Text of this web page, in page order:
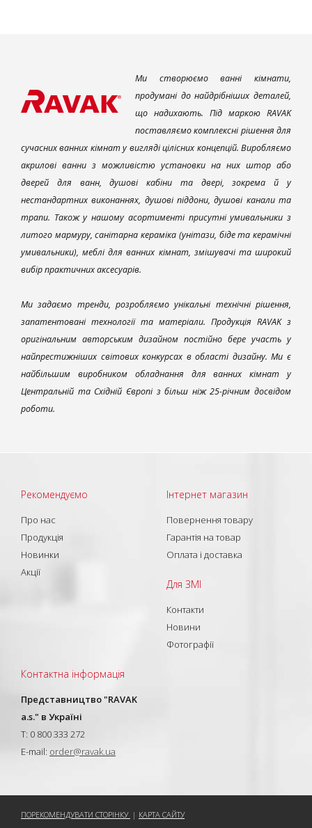
Ми створюємо ванні кімнати,
продумані до найдрібніших деталей,
що надихають. Під маркою RAVAK
поставляємо комплексні рішення для
сучасних ванних кімнат у вигляді цілісних концепцій. Виробляємо
акрилові ванни з можливістю установки на них штор або
дверей для ванн, душові кабіни та двері, зокрема й у
нестандартних виконаннях, душові піддони, душові канали та
трапи. Також у нашому асортименті присутні умивальники з
литого мармуру, санітарна кераміка (унітази, біде та керамічні
умивальники), меблі для ванних кімнат, змішувачі та широкий
вибір практичних аксесуарів.
Ми задаємо тренди, розробляємо унікальні технічні рішення,
запатентовані технології та матеріали. Продукція RAVAK з
оригінальним авторським дизайном постійно бере участь у
найпрестижніших світових конкурсах в області дизайну. Ми є
найбільшим виробником обладнання для ванних кімнат у
Центральній та Східній Європі з більш ніж 25-річним досвідом
роботи.
Рекомендуємо
Про нас
Продукція
Новинки
Акції
Інтернет магазин
Повернення товару
Гарантія на товар
Оплата і доставка
Для ЗМІ
Контакти
Новини
Фотографії
Контактна інформація
Представництво "RAVAK
a.s." в Україні
T: 0 800 333 272
E-mail: order@ravak.ua
ПОРЕКОМЕНДУВАТИ СТОРІНКУ | КАРТА САЙТУ